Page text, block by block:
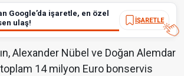
Google’da işaretle, en özel
ulaş!
İŞARETLE
Alexander Nübel ve Doğan Alemdar
14 milyon Euro bonservis